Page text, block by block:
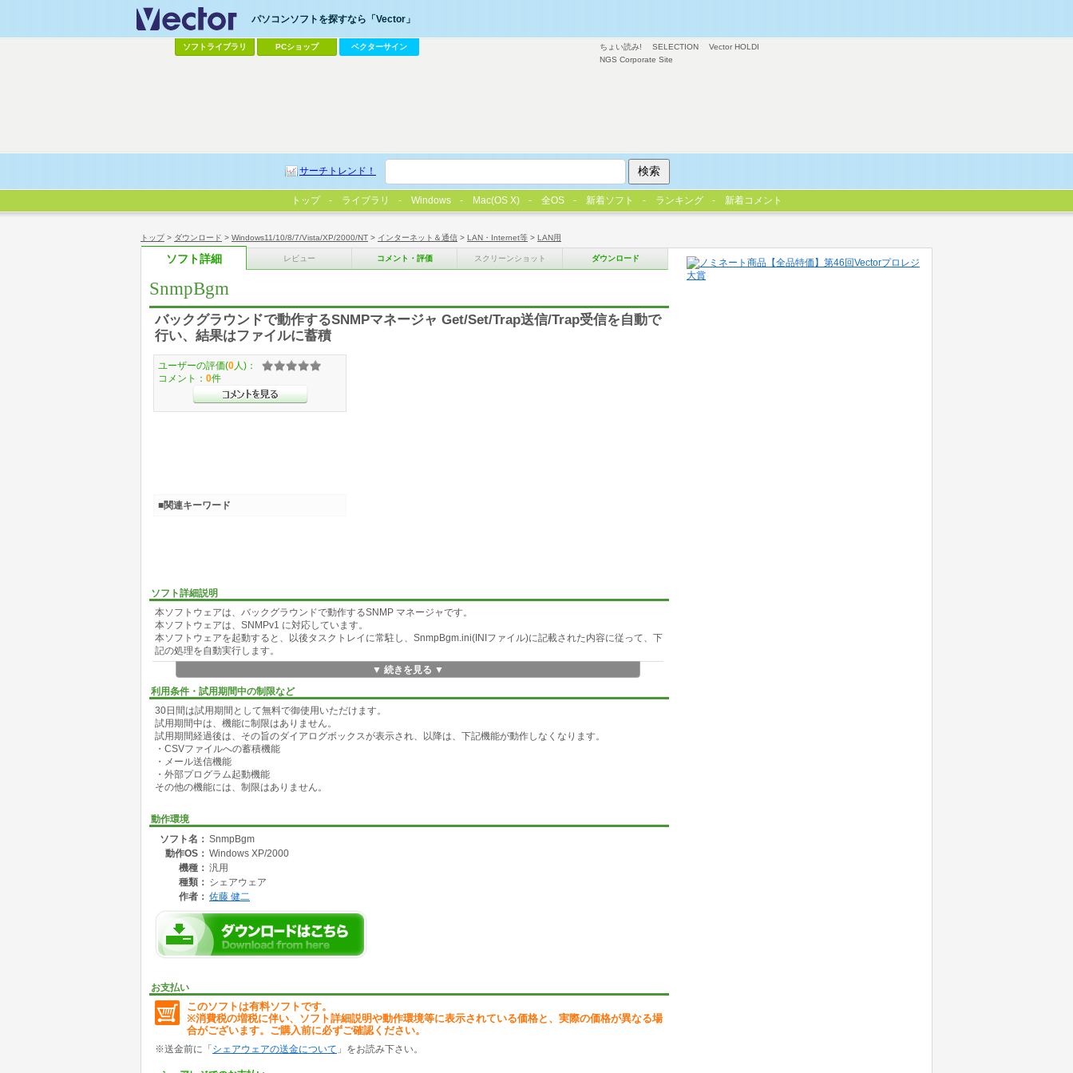
トップ> ダウンロード > Windows11/10/8/7/Vista/XP/2000/NT > インターネット＆通信 > LAN・Internet等 > LAN用
ソフト詳細 レビュー コメント・評価 スクリーンショット ダウンロード
SnmpBgm
バックグラウンドで動作するSNMPマネージャ Get/Set/Trap送信/Trap受信を自動で
行い、結果はファイルに蓄積
ソフト詳細説明
本ソフトウェアは、バックグラウンドで動作するSNMP マネージャです。
本ソフトウェアは、SNMPv1 に対応しています。
本ソフトウェアを起動すると、以後タスクトレイに常駐し、SnmpBgm.ini(INIファイル)に記載された内容に従って、下
記の処理を自動実行します。
(1) GetRequest の送信及び、GetResponse の受信
・受信したレスポンスデータは、CSV形式でファイルに蓄積します。
・受信した値が閾値を超えた場合に、メールを送信することが可能です。
・受信した値が閾値を超えた場合に、外部プログラムを起動することが可能です。
(2) SetRequest の送信及び、GetResponse の受信
・受信したレスポンスデータは、CSV形式でファイルに蓄積します。
(3) Trap の送信
・送信したデータは、CSV形式でファイルに蓄積します。
(4) Trap の受信
・受信したデータは、CSV形式でファイルに蓄積します。
・TRAP受信時に、外部プログラムを起動することが可能です。
(5) グラフの表示
・上記(1)にて蓄積したCSVファイルを基に、グラフを表示することが可能です。
(6) 古いデータの整理
・指定された保存期間より古いデータを、CSVファイルから削除します。
(7) GUI
・GUIにより、動作定義(INIファイル)を編集することが可能です。
▼ 続きを見る ▼
利用条件・試用期間中の制限など
30日間は試用期間として無料で御使用いただけます。
試用期間中は、機能に制限はありません。
試用期間経過後は、その旨のダイアログボックスが表示され、以降は、下記機能が動作しなくなります。
・CSVファイルへの蓄積機能
・メール送信機能
・外部プログラム起動機能
その他の機能には、制限はありません。
動作環境
ソフト名： SnmpBgm
動作OS： Windows XP/2000
機種： 汎用
種類： シェアウェア
作者： 佐藤 健二
お支払い
このソフトは有料ソフトです。
※消費税の増税に伴い、ソフト詳細説明や動作環境等に表示されている価格と、実際の価格が異なる場
合がございます。ご購入前に必ずご確認ください。
※送金前に「 シェアウェアの送金について 」をお読み下さい。
ユーザーの評価(0 人)：
コメント： 0件
■関連キーワード
ちょい読み! SELECTION
Vector HOLDI
NGS Corporate Site
パソコンソフトを探すなら「Vector」
ソフトライブラリ PCショップ ベクターサイン
サーチトレンド！
トップ ライブラリ Windows Mac(OS X) 全OS 新着ソフト ランキング 新着コメント